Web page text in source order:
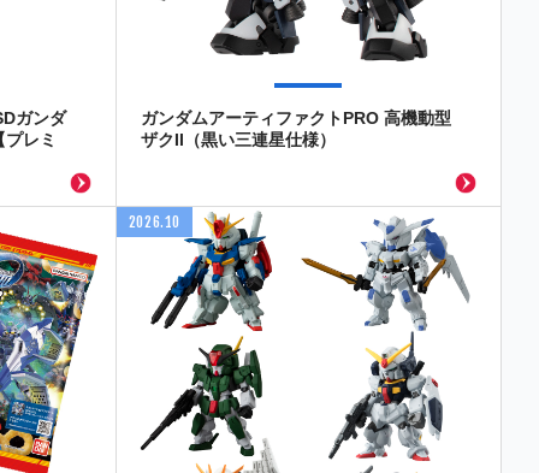
ガンダ
レミ
ガンダムアーティファクトPRO 高機動型
ザクII（黒い三連星仕様）
2026.10